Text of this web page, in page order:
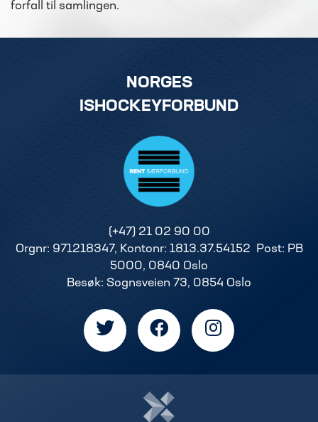
forfall til samlingen.
NORGES
ISHOCKEYFORBUND
(+47) 21 02 90 00
Orgnr: 971218347, Kontonr: 1813.37.54152 Post: PB
5000, 0840 Oslo
Besøk: Sognsveien 73, 0854 Oslo